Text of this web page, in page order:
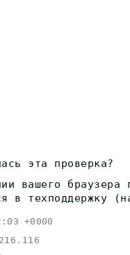
эта проверка?
вашего браузера
в техподдержку
+0000